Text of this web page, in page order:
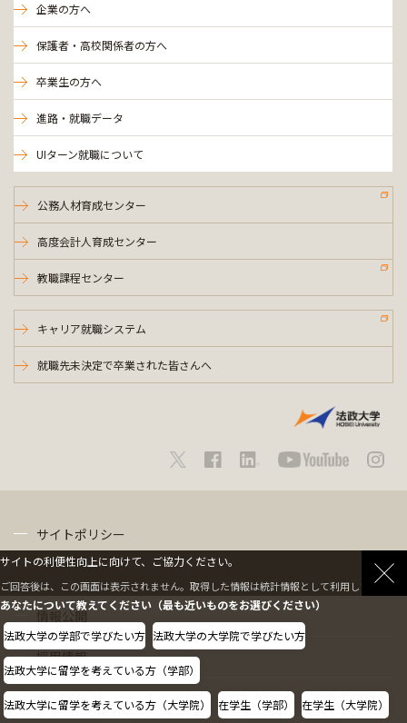
企業の方へ
保護者・高校関係者の方へ
卒業生の方へ
進路・就職データ
UIターン就職について
公務人材育成センター
高度会計人育成センター
教職課程センター
キャリア就職システム
就職先未決定で卒業された皆さんへ
サイトポリシー
情報公開
採用情報
教職員の方へ
サイトの利便性向上に向けて、ご協力ください。
ご回答後は、この画面は表示されません。取得した情報は統計情報として利用します。
あなたについて教えてください（最も近いものをお選びください）
法政大学の学部で学びたい方 法政大学の大学院で学びたい方
法政大学に留学を考えている方（学部）
法政大学に留学を考えている方（大学院） 在学生（学部） 在学生（大学院）